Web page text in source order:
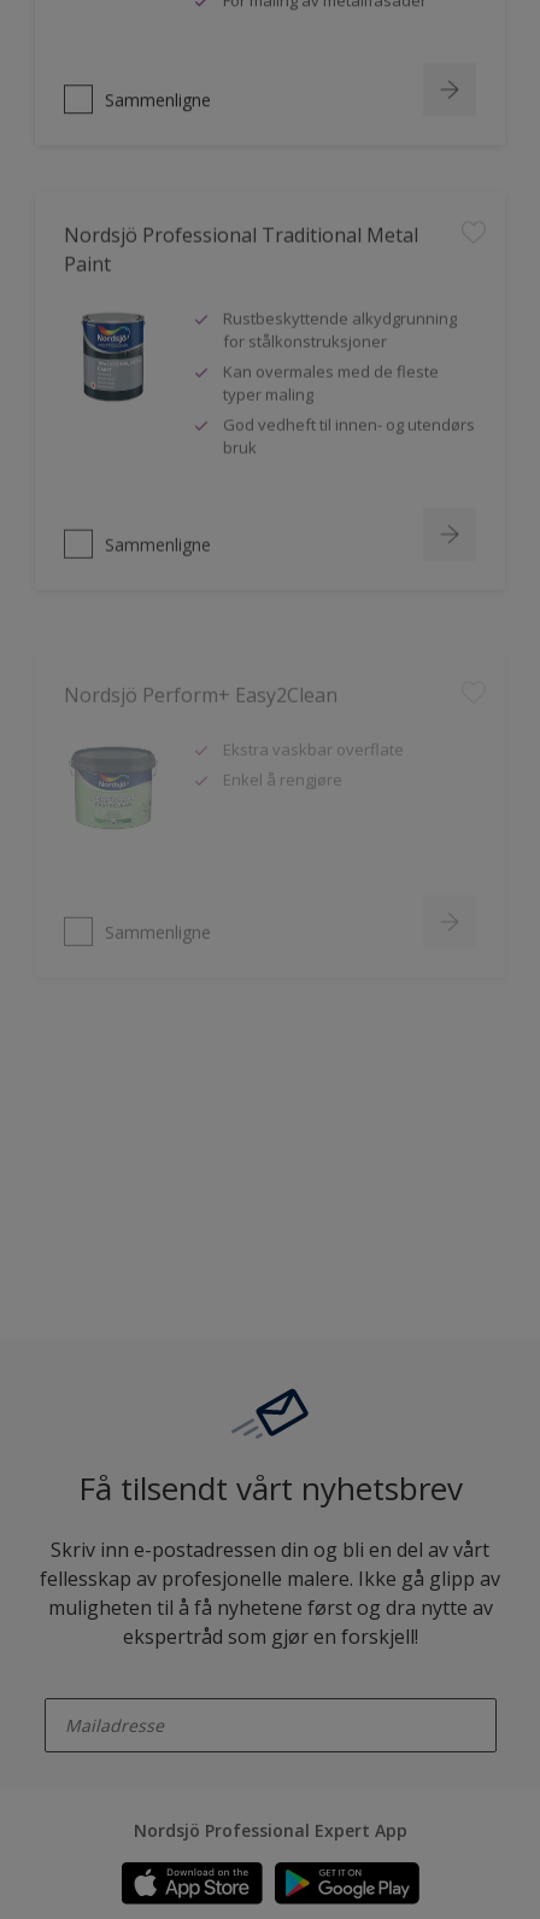
Sammenligne
Paint
for stålkonstruksjoner
Kan overmales med de fleste
typer maling
God vedheft til innen- og utendørs
bruk
Ekstra vaskbar overflate
Få tilsendt vårt nyhetsbrev
Skriv inn e-postadressen din og bli en del av vårt
fellesskap av profesjonelle malere. Ikke gå glipp av
muligheten til å få nyhetene først og dra nytte av
ekspertråd som gjør en forskjell!
Nordsjö Professional Expert App